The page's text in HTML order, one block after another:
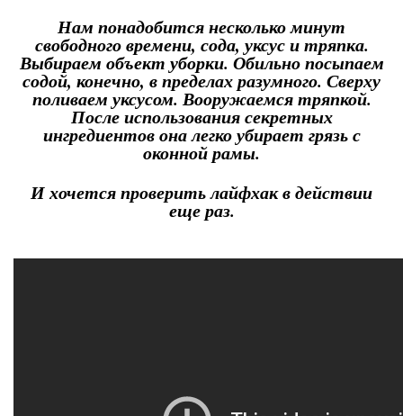
Нам понадобится несколько минут
свободного времени, сода, уксус и тряпка.
Выбираем объект уборки. Обильно посыпаем
содой, конечно, в пределах разумного. Сверху
поливаем уксусом. Вооружаемся тряпкой.
После использования секретных
ингредиентов она легко убирает грязь с
оконной рамы.
И хочется проверить лайфхак в действии
еще раз.